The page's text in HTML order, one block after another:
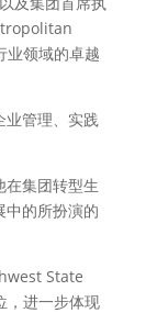
业领域的卓越
业管理、实践
在集团转型生
中的所扮演的
State
，进一步体现